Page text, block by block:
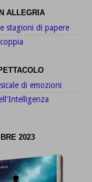
ALLEGRIA
stagioni di papere
di emozioni
2023